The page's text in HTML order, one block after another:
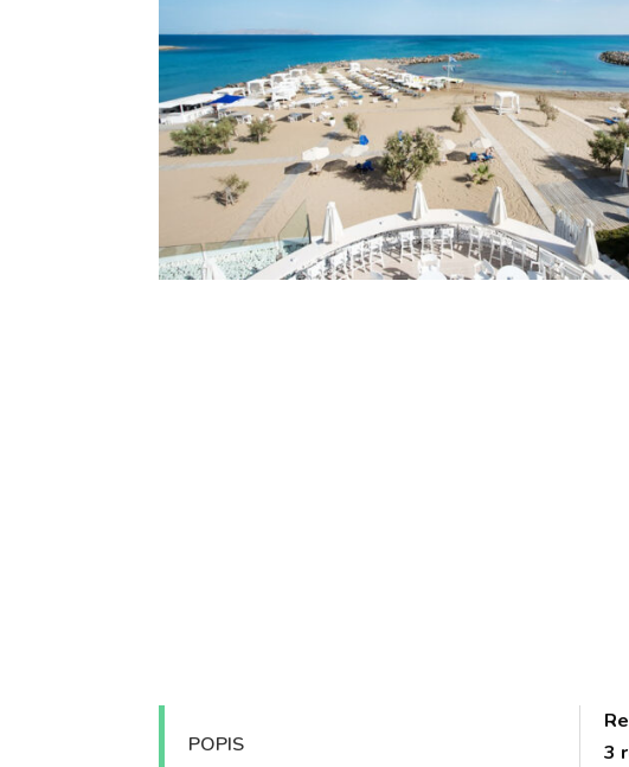
POPIS
3